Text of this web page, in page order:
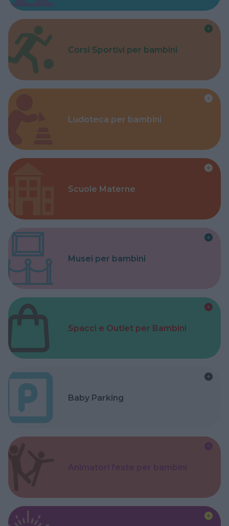
Corsi Sportivi per bambini
Ludoteca per bambini
Scuole Materne
Musei per bambini
Spacci e Outlet per Bambini
Baby Parking